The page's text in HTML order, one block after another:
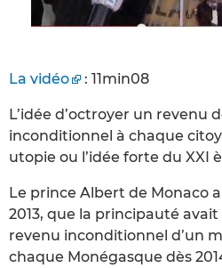
La vidéo : 11min08
L’idée d’octroyer un revenu
inconditionnel à chaque
utopie ou l’idée forte du XXI
Le prince Albert de Monaco
2013, que la principauté
revenu inconditionnel d’un
chaque Monégasque dès